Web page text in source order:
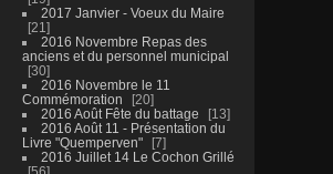
2017 Janvier - Voeux du Maire
21
2016 Novembre Repas des
anciens et du personnel municipal
30
2016 Novembre le 11
Commémoration
20
2016 Août Fête du battage
13
2016 Août 11 - Présentation du
Livre "Quemperven"
7
2016 Juillet 14 Le Cochon Grillé
56